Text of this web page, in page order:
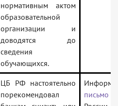
нормативным актом
образовательной
организации и
доводятся до
сведения
обучающихся.
ЦБ РФ настоятельно
порекомендовал
письмо